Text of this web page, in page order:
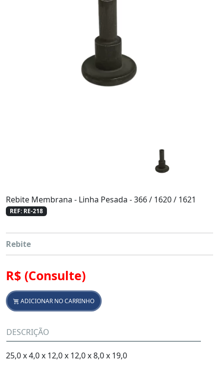
Rebite Membrana - Linha Pesada - 366 / 1620 / 1621
REF: RE-218
Rebite
R$ (Consulte)
ADICIONAR NO CARRINHO
DESCRIÇÃO
25,0 x 4,0 x 12,0 x 12,0 x 8,0 x 19,0